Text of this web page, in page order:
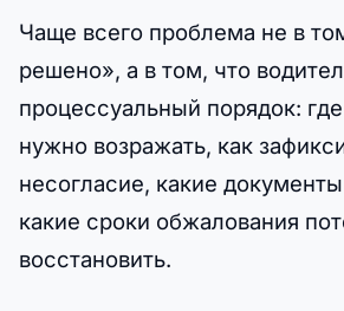
Чаще всего проблема не в
решено», а в том, что
процессуальный порядок:
нужно возражать, как
несогласие, какие
какие сроки обжалования
восстановить.